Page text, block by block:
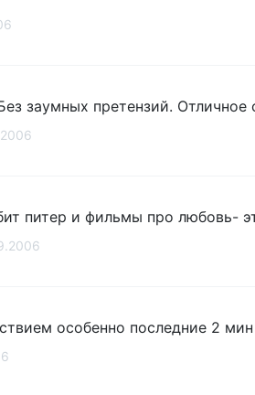
заумных претензий. Отличное
питер и фильмы про любовь-
особенно последние 2